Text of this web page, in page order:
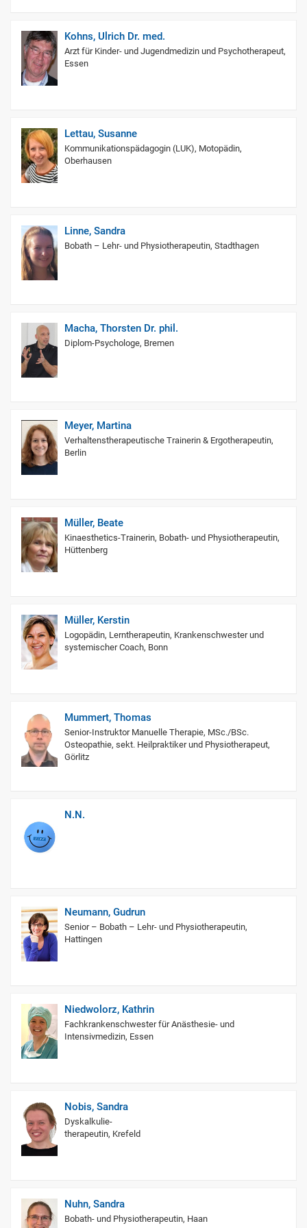
Kohns, Ulrich Dr. med.
Arzt für Kinder- und Jugendmedizin und Psychotherapeut,
Essen
Lettau, Susanne
Kommunikationspädagogin (LUK), Motopädin,
Oberhausen
Linne, Sandra
Bobath – Lehr- und Physiotherapeutin, Stadthagen
Macha, Thorsten Dr. phil.
Diplom-Psychologe, Bremen
Meyer, Martina
Verhaltenstherapeutische Trainerin & Ergotherapeutin,
Berlin
Müller, Beate
Kinaesthetics-Trainerin, Bobath- und Physiotherapeutin,
Hüttenberg
Müller, Kerstin
Logopädin, Lerntherapeutin, Krankenschwester und
systemischer Coach, Bonn
Mummert, Thomas
Senior-Instruktor Manuelle Therapie, MSc./BSc.
Osteopathie, sekt. Heilpraktiker und Physiotherapeut,
Görlitz
N.N.
Neumann, Gudrun
Senior – Bobath – Lehr- und Physiotherapeutin,
Hattingen
Niedwolorz, Kathrin
Fachkrankenschwester für Anästhesie- und
Intensivmedizin, Essen
Nobis, Sandra
Dyskalkulie-
therapeutin, Krefeld
Nuhn, Sandra
Bobath- und Physiotherapeutin, Haan